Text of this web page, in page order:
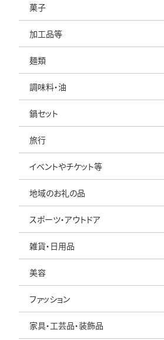
菓子
加工品等
麺類
調味料・油
鍋セット
旅行
イベントやチケット等
地域のお礼の品
スポーツ・アウトドア
雑貨・日用品
美容
ファッション
家具・工芸品・装飾品